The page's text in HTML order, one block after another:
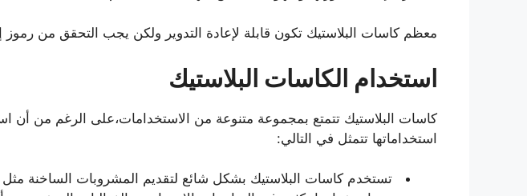
معظم كاسات البلاستيك تكون قابلة لإعادة التدوير ولكن يجب التحقق من رموز
استخدام الكاسات البلاستيك
كاسات البلاستيك تتمتع بمجموعة متنوعة من الاستخدامات،على الرغم من أن
استخداماتها تتمثل في التالي:
تستخدم كاسات البلاستيك بشكل شائع لتقديم المشروبات الساخنة مثل